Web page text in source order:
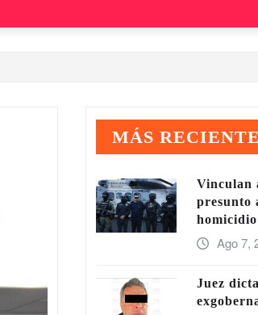
MÁS RECIENTE
Vinculan
presunto
Ago 7,
Juez